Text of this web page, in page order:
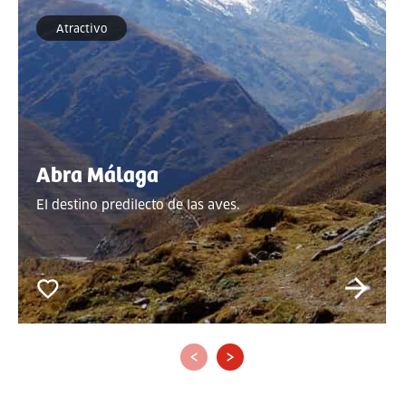
Atractivo
Abra Málaga
El destino predilecto de las aves.
‹ ›